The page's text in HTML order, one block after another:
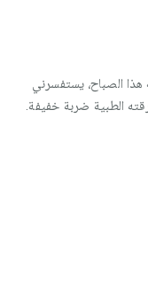
هذا الصباح، يستفسرني
الطبية ضربة خفيفة.